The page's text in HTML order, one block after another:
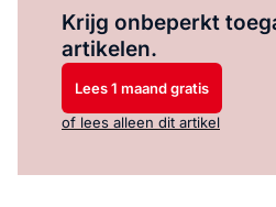
Krijg onbeperkt
artikelen.
Lees 1 maand gratis
of lees alleen dit artikel